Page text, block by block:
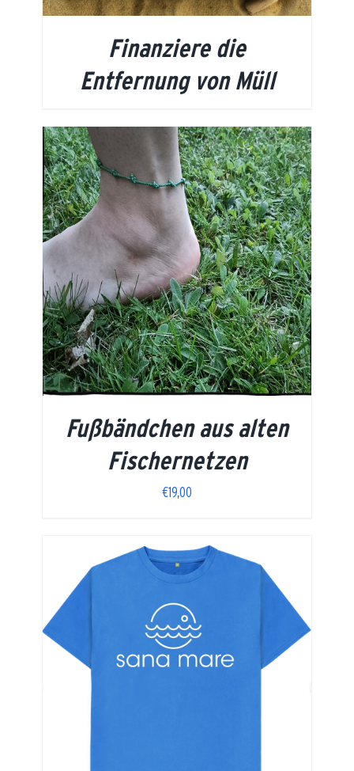
Finanziere die
Entfernung von Müll
Fußbändchen aus alten
Fischernetzen
€19,00